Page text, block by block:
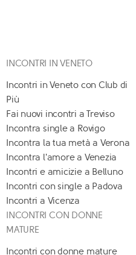
INCONTRI IN VENETO
Incontri in Veneto con Club di
Più
Fai nuovi incontri a Treviso
Incontra single a Rovigo
Incontra la tua metà a Verona
Incontra l'amore a Venezia
Incontri e amicizie a Belluno
Incontri con single a Padova
Incontri a Vicenza
INCONTRI CON DONNE
MATURE
Incontri con donne mature